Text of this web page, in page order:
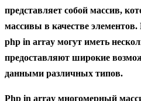
представляет собой массив,
массивы в качестве
php in array могут иметь
предоставляют широкие
данными различных типов.
Php in array многомерный